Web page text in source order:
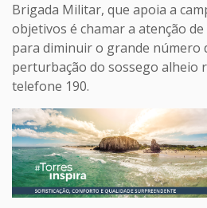
Brigada Militar, que apoia a
objetivos é chamar a atenção
para diminuir o grande número
perturbação do sossego alheio
telefone 190.